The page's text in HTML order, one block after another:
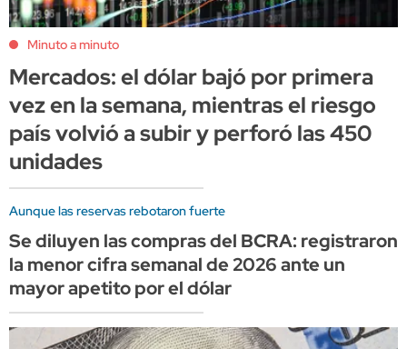
Minuto a minuto
Mercados: el dólar bajó por primera
vez en la semana, mientras el riesgo
país volvió a subir y perforó las 450
unidades
Aunque las reservas rebotaron fuerte
Se diluyen las compras del BCRA: registraron
la menor cifra semanal de 2026 ante un
mayor apetito por el dólar